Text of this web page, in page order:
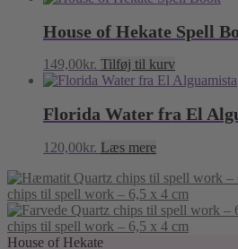
House of Hekate Spell
149,00kr. Tilføj til kurv
Florida Water fra El
120,00kr. Læs mere
chips til spell work – 6,5 x 4 cm
chips til spell work – 6,5 x 4 cm
House of Hekate